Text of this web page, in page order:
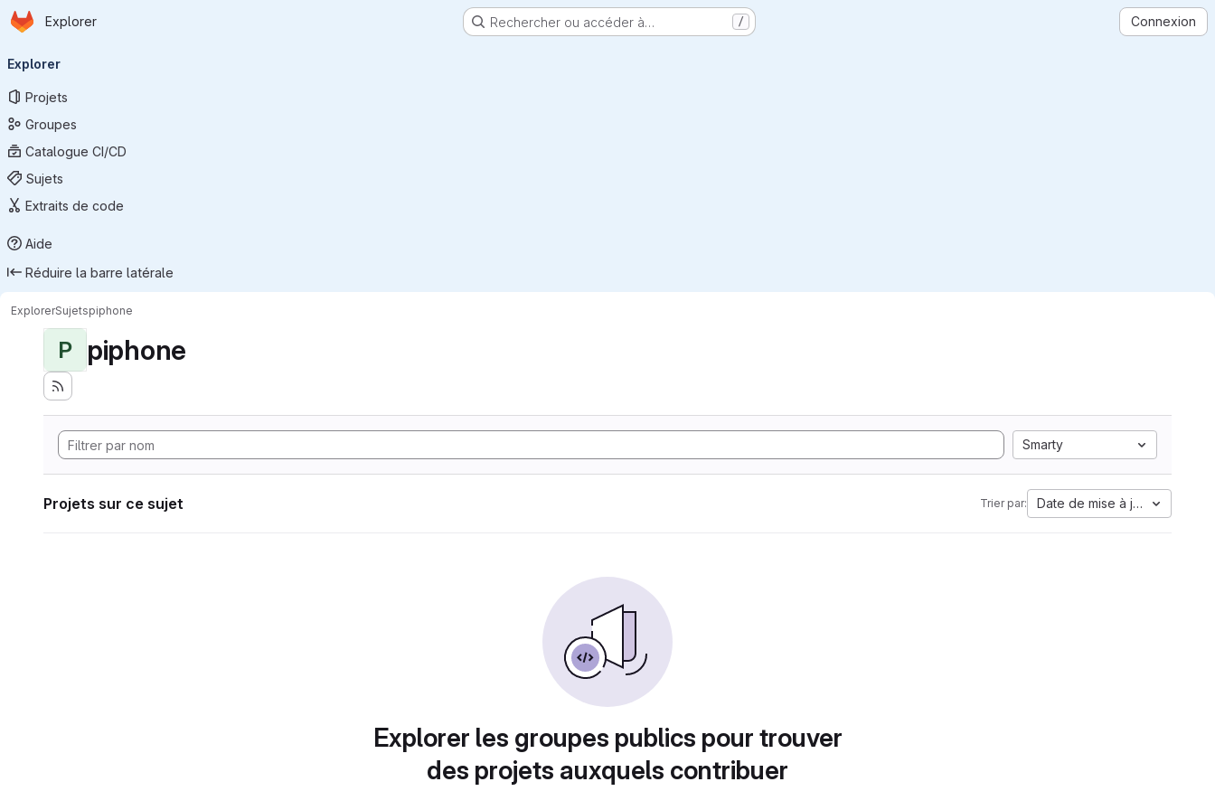
Passer au contenu principal
Page d'accueil
Explorer Rechercher ou accéder à… / Connexion
principale
Explorer
Projets
Groupes
Catalogue CI/CD
Sujets
Extraits de code
Aide
Réduire la barre latérale
ExplorerSujetspiphone
P piphone
Smarty
Projets sur ce sujet Trier par: Date de mise à jour
Explorer les groupes publics pour trouver
des projets auxquels contribuer